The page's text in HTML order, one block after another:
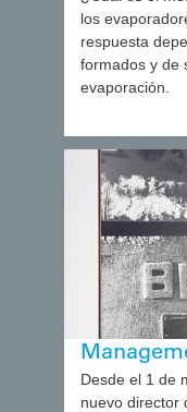
los
respuesta
formados y de
evaporación.
Desde el 1 de
nuevo director